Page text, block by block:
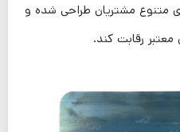
متنوع مشتریان طراحی شده و
رقابت کند.